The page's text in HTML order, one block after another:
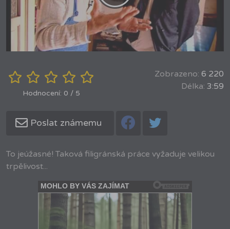
Hodnocení: 0 / 5
Zobrazeno: 6 220
Délka: 3:59
Poslat známemu
To jeúžasné! Taková filigránská práce vyžaduje velikou
trpělivost...